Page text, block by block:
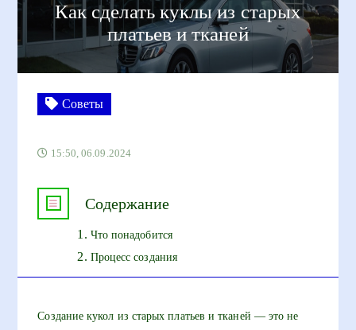
Как сделать куклы из старых
платьев и тканей
Советы
15:50, 06.09.2024
Содержание
Что понадобится
Процесс создания
Создание кукол из старых платьев и тканей — это не